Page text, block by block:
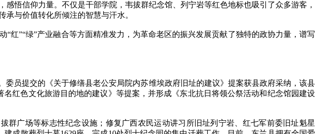
信仰力量。不仅是干部学院，韦拔群纪念馆、列宁岩等红色地标也吸引了众多游客，
与价值转化所倾注的智慧与汗水。
”“绿”产业融合等方面精准发力，为革命老区的振兴发展贡献了独特的政协力量，谱写
员提交的《关于修缮县老公安局院内苏维埃政府旧址的建议》提案获县政府采纳，该县
红色文化旅游目的地的建议》等提案，并形成《东北抗日将领公祭活动和纪念馆园建设
广场等标志性纪念设施；修复广西农民运动讲习所旧址列宁岩、红七军前委旧址魁星